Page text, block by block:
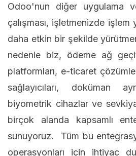
Odoo'nun diğer uygulama
çalışması, işletmenizde
daha etkin bir şekilde
nedenle biz, ödeme ağ
platformları, e-ticaret
sağlayıcıları, doküman
biyometrik cihazlar ve
birçok alanda kapsamlı
sunuyoruz. Tüm bu
operasyonları için ihtiyaç